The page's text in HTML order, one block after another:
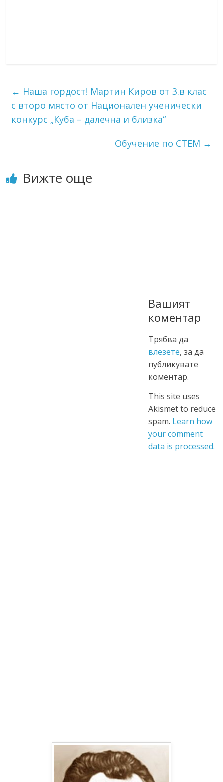
← Наша гордост! Мартин Киров от 3.в клас
с второ място от Национален ученически
конкурс „Куба – далечна и близка“
Обучение по СТЕМ →
Вижте още
Вашият
коментар
Трябва да
влезете, за да
публикувате
коментар.
This site uses
Akismet to reduce
spam. Learn how
your comment
data is processed.